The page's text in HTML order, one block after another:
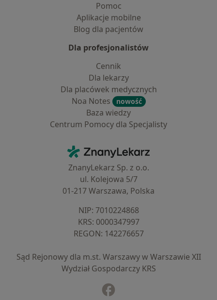
Pomoc
Aplikacje mobilne
Blog dla pacjentów
Dla profesjonalistów
Cennik
Dla lekarzy
Dla placówek medycznych
Noa Notes
nowość
Baza wiedzy
Centrum Pomocy dla Specjalisty
ZnanyLekarz - Strona główna
ZnanyLekarz Sp. z o.o.
ul. Kolejowa 5/7
01-217 Warszawa, Polska
NIP: ⁠7010224868
KRS: ⁠0000347997
REGON: ⁠142276657
Sąd Rejonowy dla m.st. Warszawy w Warszawie XII
Wydział Gospodarczy KRS